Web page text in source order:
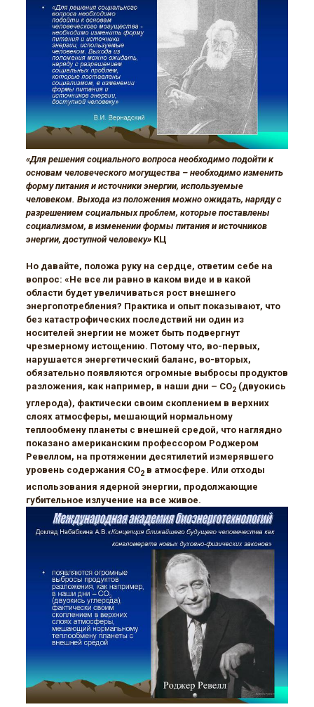
«Для решения социального вопроса необходимо подойти к
основам человеческого могущества – необходимо изменить
форму питания и источники энергии, используемые
человеком. Выхода из положения можно ожидать, наряду с
разрешением социальных проблем, которые поставлены
социализмом, в изменении формы питания и источников
энергии, доступной человеку» КЦ
Но давайте, положа руку на сердце, ответим себе на
вопрос: «Не все ли равно в каком виде и в какой
области будет увеличиваться рост внешнего
энергопотребления? Практика и опыт показывают, что
без катастрофических последствий ни один из
носителей энергии не может быть подвергнут
чрезмерному истощению. Потому что, во-первых,
нарушается энергетический баланс, во-вторых,
обязательно появляются огромные выбросы продуктов
разложения, как например, в наши дни – CO2 (двуокись
углерода), фактически своим скоплением в верхних
слоях атмосферы, мешающий нормальному
теплообмену планеты с внешней средой, что наглядно
показано американским профессором Роджером
Ревеллом, на протяжении десятилетий измерявшего
уровень содержания CO2в атмосфере. Или отходы
использования ядерной энергии, продолжающие
губительное излучение на все живое.